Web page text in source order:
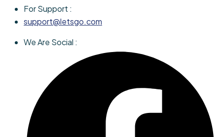
For Support :
support@letsgo.com
We Are Social :